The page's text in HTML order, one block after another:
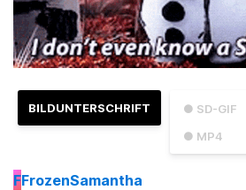
● SD-GIF
● MP4
BILDUNTERSCHRIFT
FFrozenSamantha